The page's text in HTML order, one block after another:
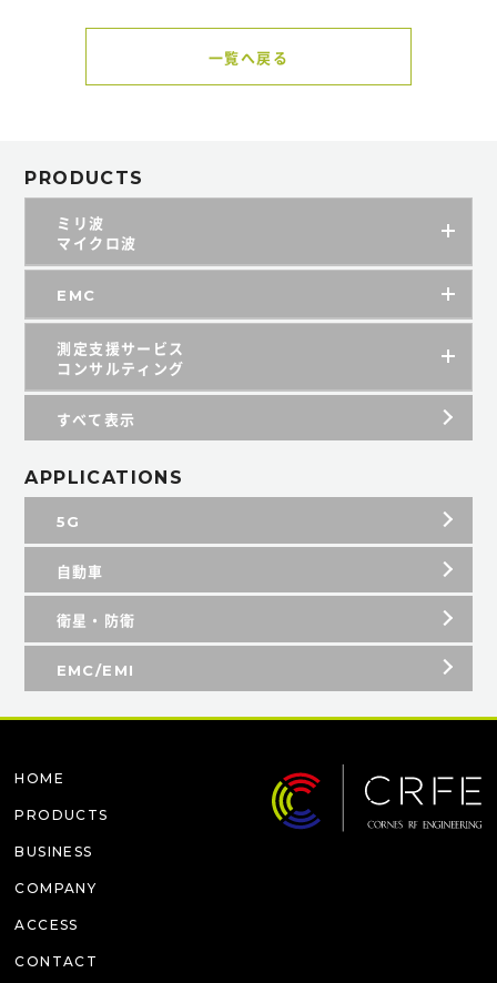
一覧へ戻る
PRODUCTS
ミリ波
マイクロ波
EMC
測定支援サービス
コンサルティング
すべて表示
APPLICATIONS
5G
自動車
衛星・防衛
EMC/EMI
HOME
PRODUCTS
BUSINESS
COMPANY
ACCESS
CONTACT